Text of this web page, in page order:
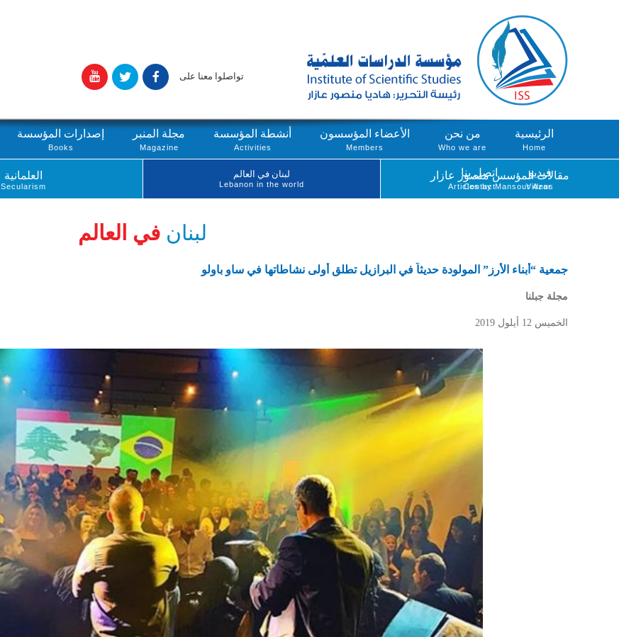
تواصلوا معنا على
الرئيسية
Home
من نحن
Who we are
الأعضاء المؤسسون
Members
أنشطة المؤسسة
Activities
مجلة المنبر
Magazine
إصدارات المؤسسة
Books
فيديو
Videos
اتصل بنا
Contact
مقالات المؤسس منصور عازار
Articles by Mansour Azar
لبنان في العالم
Lebanon in the world
العلمانية
Secularism
لبنان في العالم
جمعية “أبناء الأرز” المولودة حديثاً في البرازيل تطلق أولى نشاطاتها في ساو باولو
مجلة جبلنا
الخميس 12 أيلول 2019